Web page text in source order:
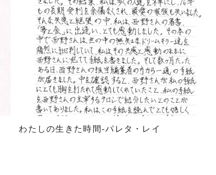
わたしの生きた時間-パレタ・レイ